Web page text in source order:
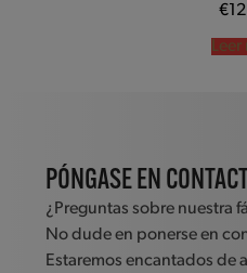
€
Leer
PÓNGASE EN
¿Preguntas sobre nuestra
No dude en ponerse en
Estaremos encantados de